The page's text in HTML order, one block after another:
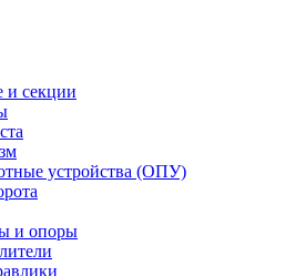
и секции
устройства (ОПУ)
и опоры